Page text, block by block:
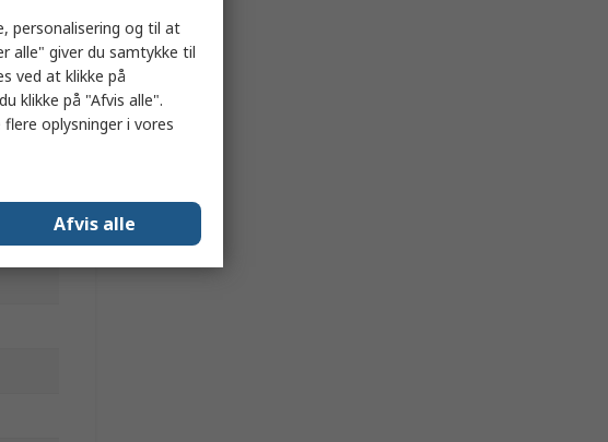
personalisering og til at
alle" giver du samtykke til
ved at klikke på
klikke på "Afvis alle".
oplysninger i vores
Afvis alle